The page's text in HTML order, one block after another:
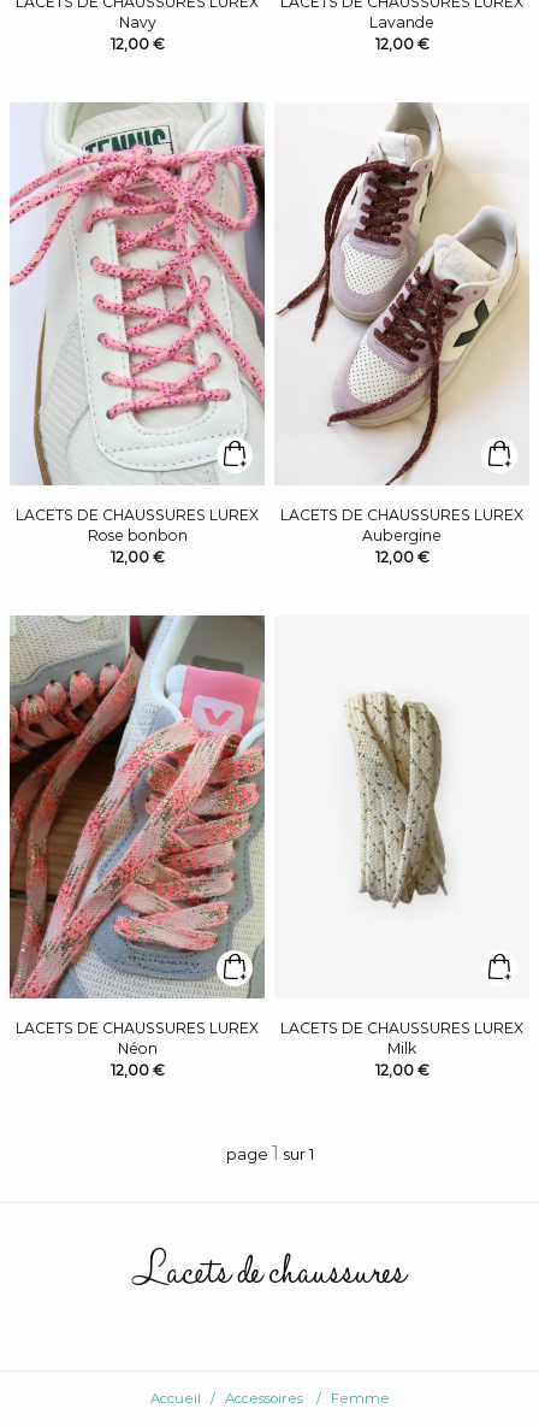
Navy
12,00 €
Lavande
12,00 €
LACETS DE CHAUSSURES LUREX
Rose bonbon
12,00 €
LACETS DE CHAUSSURES LUREX
Aubergine
12,00 €
LACETS DE CHAUSSURES LUREX
Néon
12,00 €
LACETS DE CHAUSSURES LUREX
Milk
12,00 €
page 1 sur 1
Lacets de chaussures
Accueil Accessoires Femme